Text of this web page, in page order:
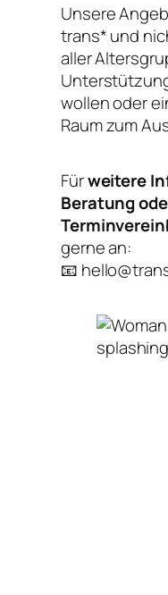
Unsere
trans* und
aller
wollen oder
Raum zum
Fürweitere
Beratung
gerne an:
📧